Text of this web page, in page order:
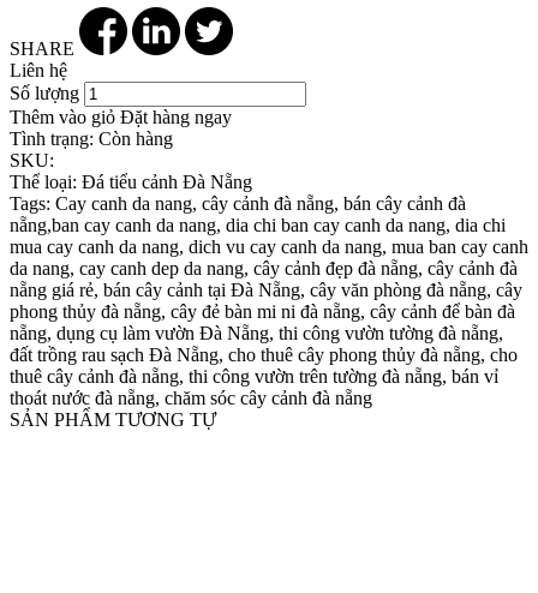
SHARE
Liên hệ
Số lượng
Thêm vào giỏ Đặt hàng ngay
Tình trạng: Còn hàng
SKU:
Thể loại: Đá tiểu cảnh Đà Nẵng
Tags: Cay canh da nang, cây cảnh đà nẵng, bán cây cảnh đà
nẵng,ban cay canh da nang, dia chi ban cay canh da nang, dia chi
mua cay canh da nang, dich vu cay canh da nang, mua ban cay canh
da nang, cay canh dep da nang, cây cảnh đẹp đà nẵng, cây cảnh đà
nẵng giá rẻ, bán cây cảnh tại Đà Nẵng, cây văn phòng đà nẵng, cây
phong thủy đà nẵng, cây đẻ bàn mi ni đà nẵng, cây cảnh để bàn đà
nẵng, dụng cụ làm vườn Đà Nẵng, thi công vườn tường đà nẵng,
đất trồng rau sạch Đà Nẵng, cho thuê cây phong thủy đà nẵng, cho
thuê cây cảnh đà nẵng, thi công vườn trên tường đà nẵng, bán vỉ
thoát nước đà nẵng, chăm sóc cây cảnh đà nẵng
SẢN PHẨM TƯƠNG TỰ